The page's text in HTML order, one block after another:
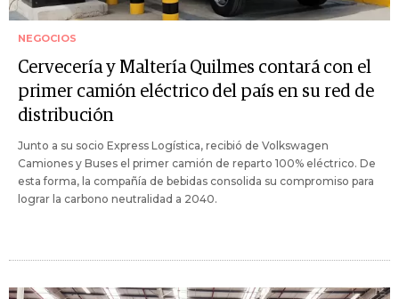
NEGOCIOS
Cervecería y Maltería Quilmes contará con el
primer camión eléctrico del país en su red de
distribución
Junto a su socio Express Logística, recibió de Volkswagen
Camiones y Buses el primer camión de reparto 100% eléctrico. De
esta forma, la compañía de bebidas consolida su compromiso para
lograr la carbono neutralidad a 2040.